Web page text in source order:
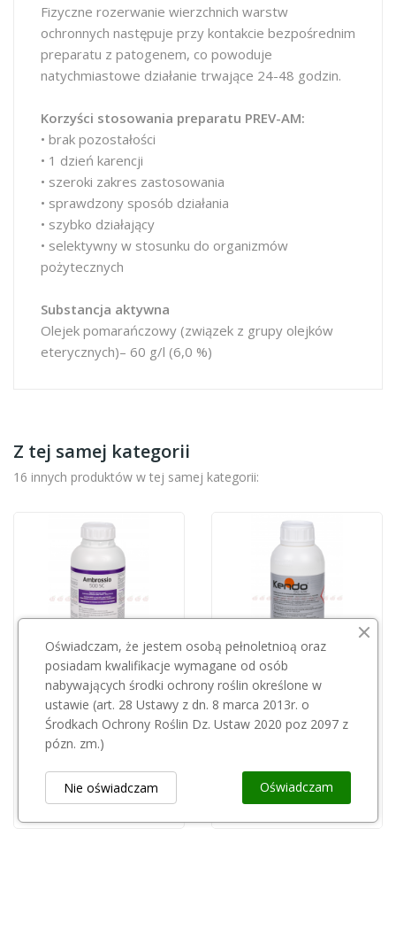
Fizyczne rozerwanie wierzchnich warstw
ochronnych następuje przy kontakcie bezpośrednim
preparatu z patogenem, co powoduje
natychmiastowe działanie trwające 24-48 godzin.
Korzyści stosowania preparatu PREV-AM:
• brak pozostałości
• 1 dzień karencji
• szeroki zakres zastosowania
• sprawdzony sposób działania
• szybko działający
• selektywny w stosunku do organizmów
pożytecznych
Substancja aktywna
Olejek pomarańczowy (związek z grupy olejków
eterycznych)– 60 g/l (6,0 %)
Z tej samej kategorii
16 innych produktów w tej samej kategorii:
INNVIGO
Ambrossio 500SC 1l
64,99 zł
Przepraszamy, ten produkt
jest niedostępny.
Kendo 50EW 1l
285,00 zł
Oświadczam, że jestem osobą pełnoletnioą oraz
posiadam kwalifikacje wymagane od osób
nabywających środki ochrony roślin określone w
ustawie (art. 28 Ustawy z dn. 8 marca 2013r. o
Środkach Ochrony Roślin Dz. Ustaw 2020 poz 2097 z
pózn. zm.)
Oświadczam
Nie oświadczam